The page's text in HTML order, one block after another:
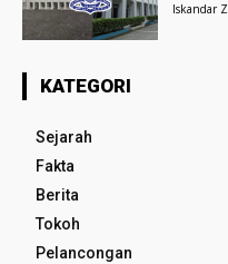
Iskandar
KATEGORI
Sejarah
Fakta
Berita
Tokoh
Pelancongan